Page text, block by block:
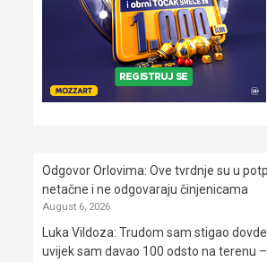
Odgovor Orlovima: ​Ove tvrdnje su u
netačne i ne odgovaraju činjenicama
August 6, 2026
Luka Vildoza: Trudom sam stigao
uvijek sam davao 100 odsto na terenu –